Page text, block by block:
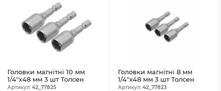
Головки магнітні 10 мм
1/4"х48 мм 3 шт Толсен
Артикул: 42_77825
Головки магнітні 8 мм
1/4"х48 мм 3 шт Толсен
Артикул: 42_77823